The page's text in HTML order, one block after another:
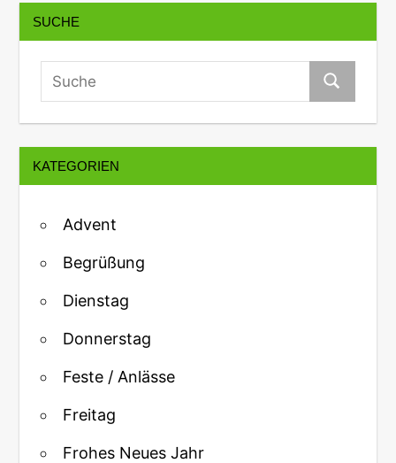
SUCHE
KATEGORIEN
Advent
Begrüßung
Dienstag
Donnerstag
Feste / Anlässe
Freitag
Frohes Neues Jahr